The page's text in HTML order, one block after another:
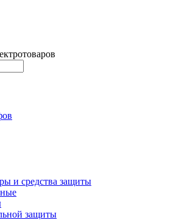
и средства защиты
защиты